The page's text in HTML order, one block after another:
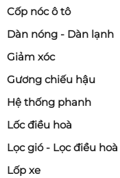
Cốp nóc ô tô
Dàn nóng - Dàn lạnh
Giảm xóc
Gương chiếu hậu
Hệ thống phanh
Lốc điều hoà
Lọc gió - Lọc điều hoà
Lốp xe